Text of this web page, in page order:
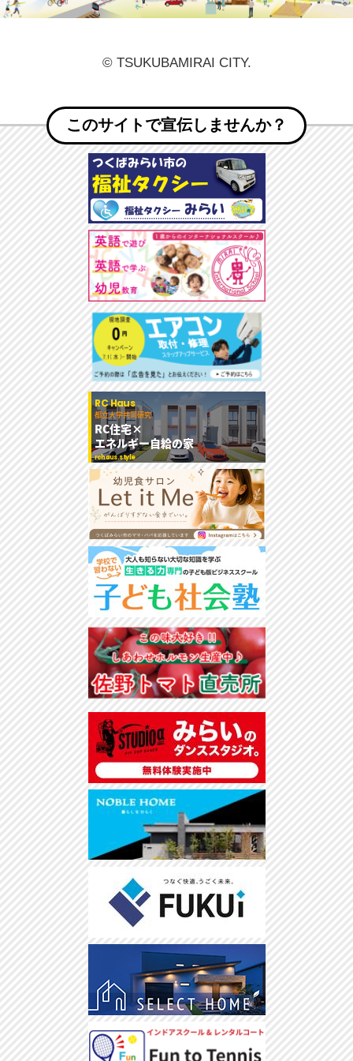
© TSUKUBAMIRAI CITY.
このサイトで宣伝しませんか？